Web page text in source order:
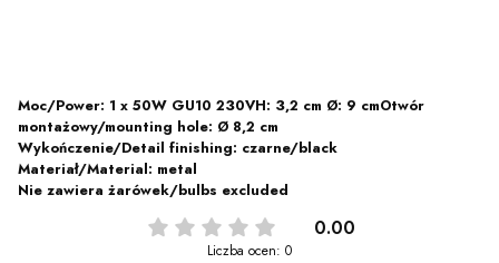
Moc/Power: 1 x 50W GU10 230VH: 3,2 cm Ø: 9 cmOtwór
montażowy/mounting hole: Ø 8,2 cm
Wykończenie/Detail finishing: czarne/black
Materiał/Material: metal
Nie zawiera żarówek/bulbs excluded
0.00
Liczba ocen: 0